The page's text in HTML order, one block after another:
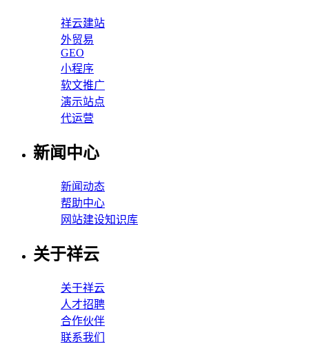
祥云建站
外贸易
GEO
小程序
软文推广
演示站点
代运营
新闻中心
新闻动态
帮助中心
网站建设知识库
关于祥云
关于祥云
人才招聘
合作伙伴
联系我们